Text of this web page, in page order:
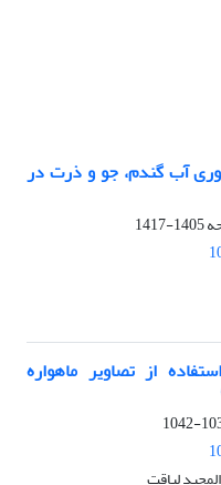
مطالعه شکاف عملکرد و شکاف بهره‎وری آب گندم، جو و ذرت در
1405-1417
از تصاویر ماهواره